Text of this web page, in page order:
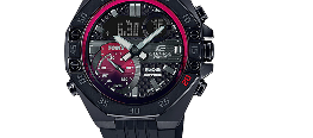
was:
17,000 ฿.